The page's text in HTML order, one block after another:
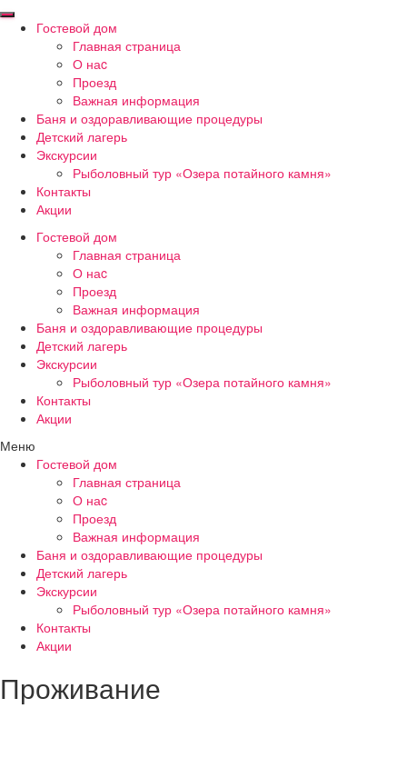
Гостевой дом
Главная страница
О наc
Проезд
Важная информация
Баня и оздоравливающие процедуры
Детский лагерь
Экскурсии
Рыболовный тур «Озера потайного камня»
Контакты
Акции
Гостевой дом
Главная страница
О наc
Проезд
Важная информация
Баня и оздоравливающие процедуры
Детский лагерь
Экскурсии
Рыболовный тур «Озера потайного камня»
Контакты
Акции
Меню
Гостевой дом
Главная страница
О наc
Проезд
Важная информация
Баня и оздоравливающие процедуры
Детский лагерь
Экскурсии
Рыболовный тур «Озера потайного камня»
Контакты
Акции
Проживание